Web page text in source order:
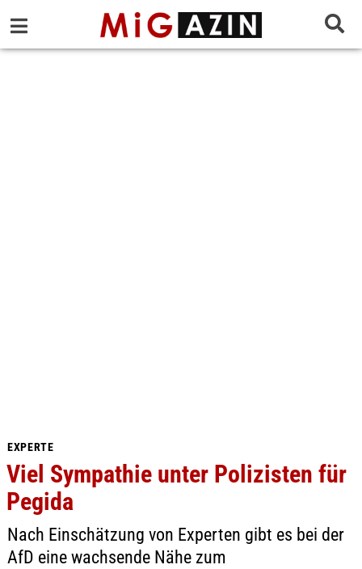
EXPERTE
Viel Sympathie unter Polizisten für
Pegida
Nach Einschätzung von Experten gibt es bei der
AfD eine wachsende Nähe zum